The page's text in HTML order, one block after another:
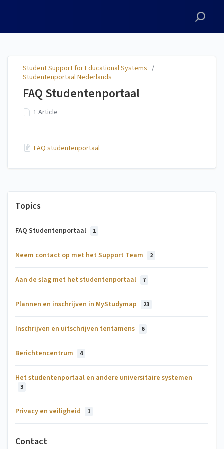
Topics
FAQ Studentenportaal 1
Neem contact op met het Support Team 2
Aan de slag met het studentenportaal 7
Plannen en inschrijven in MyStudymap 23
Inschrijven en uitschrijven tentamens 6
Berichtencentrum 4
Het studentenportaal en andere universitaire systemen
3
Privacy en veiligheid 1
Contact
Student Support for Educational Systems /
Studentenportaal Nederlands
FAQ Studentenportaal
1 Article
FAQ studentenportaal